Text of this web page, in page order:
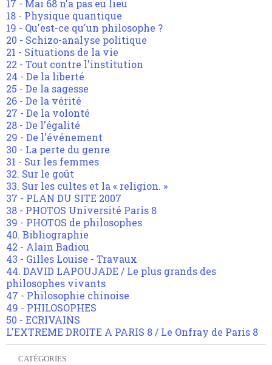
17 - Mai 68 n'a pas eu lieu
18 - Physique quantique
19 - Qu'est-ce qu'un philosophe ?
20 - Schizo-analyse politique
21 - Situations de la vie
22 - Tout contre l'institution
24 - De la liberté
25 - De la sagesse
26 - De la vérité
27 - De la volonté
28 - De l'égalité
29 - De l'événement
30 - La perte du genre
31 - Sur les femmes
32. Sur le goût
33. Sur les cultes et la « religion. »
37 - PLAN DU SITE 2007
38 - PHOTOS Université Paris 8
39 - PHOTOS de philosophes
40. Bibliographie
42 - Alain Badiou
43 - Gilles Louise - Travaux
44. DAVID LAPOUJADE / Le plus grands des
philosophes vivants
47 - Philosophie chinoise
49 - PHILOSOPHES
50 - ECRIVAINS
L'EXTREME DROITE A PARIS 8 / Le Onfray de Paris 8
CATÉGORIES